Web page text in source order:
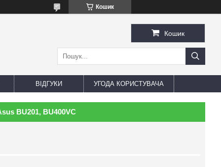
Кошик
Кошик
ВІДГУКИ УГОДА КОРИСТУВАЧА
BU201, BU400VC